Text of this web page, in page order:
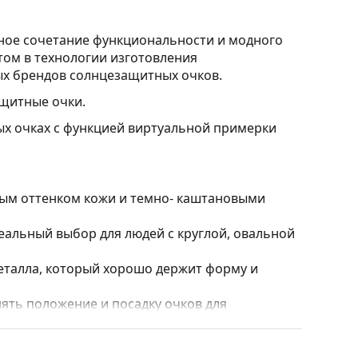
сочетание функциональности и модного
в технологии изготовления
брендов солнцезащитных очков.
очки.
очках с функцией виртуальной примерки
оттенком кожи и темно- каштановыми
выбор для людей с круглой, овальной
который хорошо держит форму и
положение и посадку очков для